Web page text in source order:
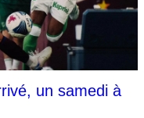
un samedi à